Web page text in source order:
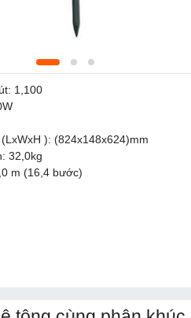
1,100
): (824x148x624)mm
32,0kg
m (16,4 bước)